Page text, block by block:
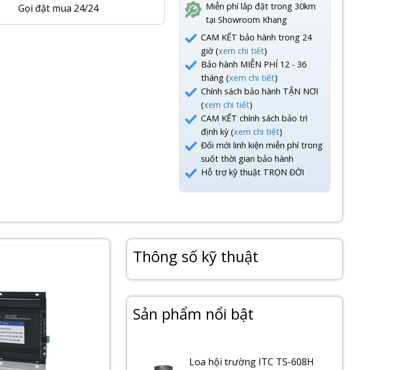
Gọi đặt mua 24/24
Miễn phí lắp đặt trong 30km
tại Showroom Khang
CAM KẾT bảo hành trong 24
giờ (xem chi tiết)
Bảo hành MIỄN PHÍ 12 - 36
tháng (xem chi tiết)
Chính sách bảo hành TẬN NƠI
(xem chi tiết)
CAM KẾT chính sách bảo trì
định kỳ (xem chi tiết)
Đổi mới linh kiện miễn phí trong
suốt thời gian bảo hành
Hỗ trợ kỹ thuật TRỌN ĐỜI
Thông số kỹ thuật
Sản phẩm nổi bật
Loa hội trường ITC TS-608H